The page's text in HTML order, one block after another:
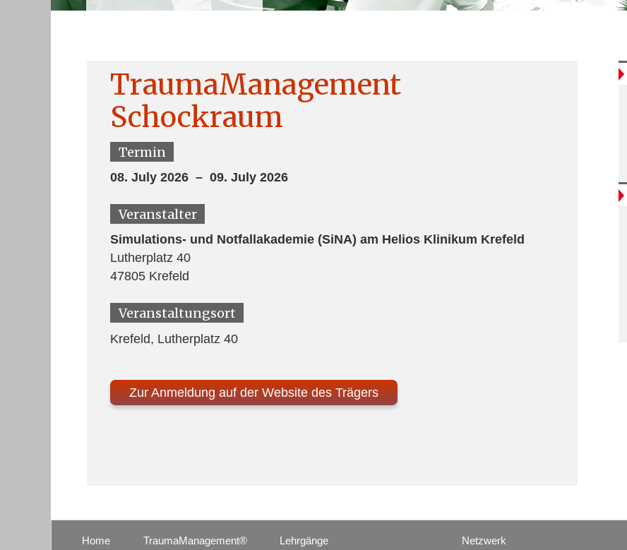
TraumaManagement
Schockraum
Termin
08. July 2026 – 09. July 2026
Veranstalter
Simulations- und Notfallakademie (SiNA) am Helios Klinikum Krefeld
Lutherplatz 40
47805 Krefeld
Veranstaltungsort
Krefeld, Lutherplatz 40
Zur Anmeldung auf der Website des Trägers
Home TraumaManagement® Lehrgänge Netzwerk